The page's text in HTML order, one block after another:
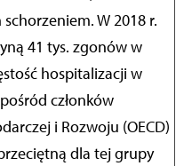
W 2018 r.
41 tys. zgonów w
hospitalizacji w
członków
i Rozwoju (OECD)
dla tej grupy